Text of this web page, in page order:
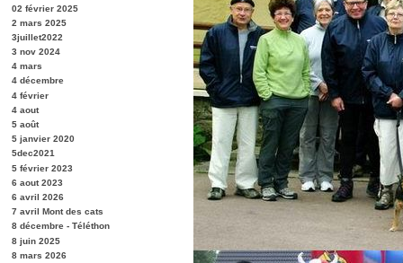
02 février 2025
2 mars 2025
3juillet2022
3 nov 2024
4 mars
4 décembre
4 février
4 aout
5 août
5 janvier 2020
5dec2021
5 février 2023
6 aout 2023
6 avril 2026
7 avril Mont des cats
8 décembre - Téléthon
8 juin 2025
8 mars 2026